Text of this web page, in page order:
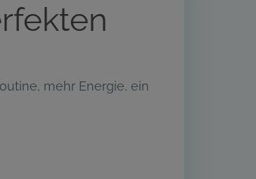
mehr Energie, ein